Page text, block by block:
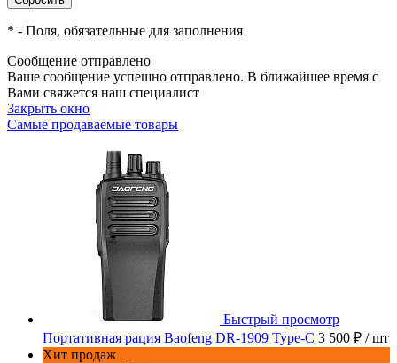
* - Поля, обязательные для заполнения
Сообщение отправлено
Ваше сообщение успешно отправлено. В ближайшее время с
Вами свяжется наш специалист
Закрыть окно
Самые продаваемые товары
Быстрый просмотр
Портативная рация Baofeng DR-1909 Type-C 3 500 ₽ / шт
Хит продаж